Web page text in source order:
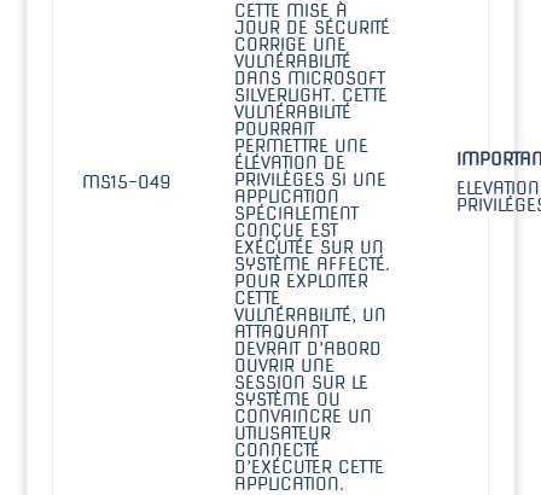
MS15-049
CETTE MISE À
JOUR DE SÉCURITÉ
CORRIGE UNE
VULNÉRABILITÉ
DANS MICROSOFT
SILVERLIGHT. CETTE
VULNÉRABILITÉ
POURRAIT
PERMETTRE UNE
ÉLÉVATION DE
PRIVILÈGES SI UNE
APPLICATION
SPÉCIALEMENT
CONÇUE EST
EXÉCUTÉE SUR UN
SYSTÈME AFFECTÉ.
POUR EXPLOITER
CETTE
VULNÉRABILITÉ, UN
ATTAQUANT
DEVRAIT D’ABORD
OUVRIR UNE
SESSION SUR LE
SYSTÈME OU
CONVAINCRE UN
UTILISATEUR
CONNECTÉ
D’EXÉCUTER CETTE
APPLICATION.